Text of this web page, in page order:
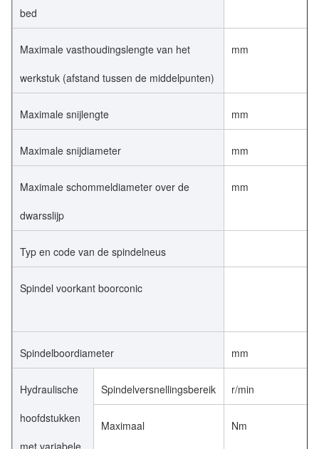
bed
Maximale vasthoudingslengte van het
werkstuk (afstand tussen de middelpunten)
mm
Maximale snijlengte mm
Maximale snijdiameter mm
Maximale schommeldiameter over de
dwarsslijp
mm
Typ en code van de spindelneus
Spindel voorkant boorconic
Spindelboordiameter mm
Hydraulische
hoofdstukken
met variabele
Spindelversnellingsbereik r/min
Maximaal
Nm